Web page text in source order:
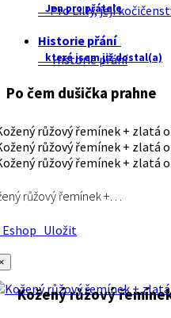
Jen pro přátele
Pro Lilly, její
Historie přání
které jsem již dostal(a)
Historie přání
Po čem dušička prahne
růžový řemínek +…
Uložit
Kožený růžový